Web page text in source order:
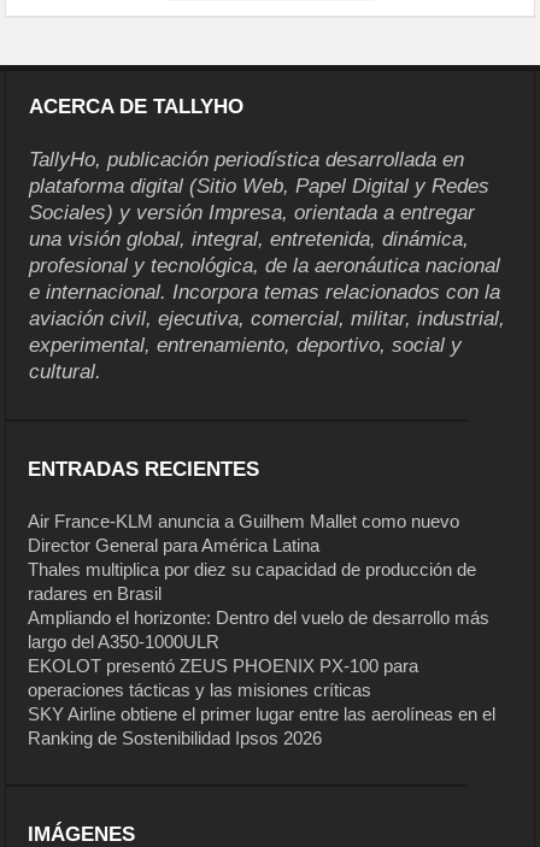
ACERCA DE TALLYHO
TallyHo, publicación periodística desarrollada en
plataforma digital (Sitio Web, Papel Digital y Redes
Sociales) y versión Impresa, orientada a entregar
una visión global, integral, entretenida, dinámica,
profesional y tecnológica, de la aeronáutica nacional
e internacional. Incorpora temas relacionados con la
aviación civil, ejecutiva, comercial, militar, industrial,
experimental, entrenamiento, deportivo, social y
cultural.
ENTRADAS RECIENTES
Air France-KLM anuncia a Guilhem Mallet como nuevo
Director General para América Latina
Thales multiplica por diez su capacidad de producción de
radares en Brasil
Ampliando el horizonte: Dentro del vuelo de desarrollo más
largo del A350-1000ULR
EKOLOT presentó ZEUS PHOENIX PX-100 para
operaciones tácticas y las misiones críticas
SKY Airline obtiene el primer lugar entre las aerolíneas en el
Ranking de Sostenibilidad Ipsos 2026
IMÁGENES